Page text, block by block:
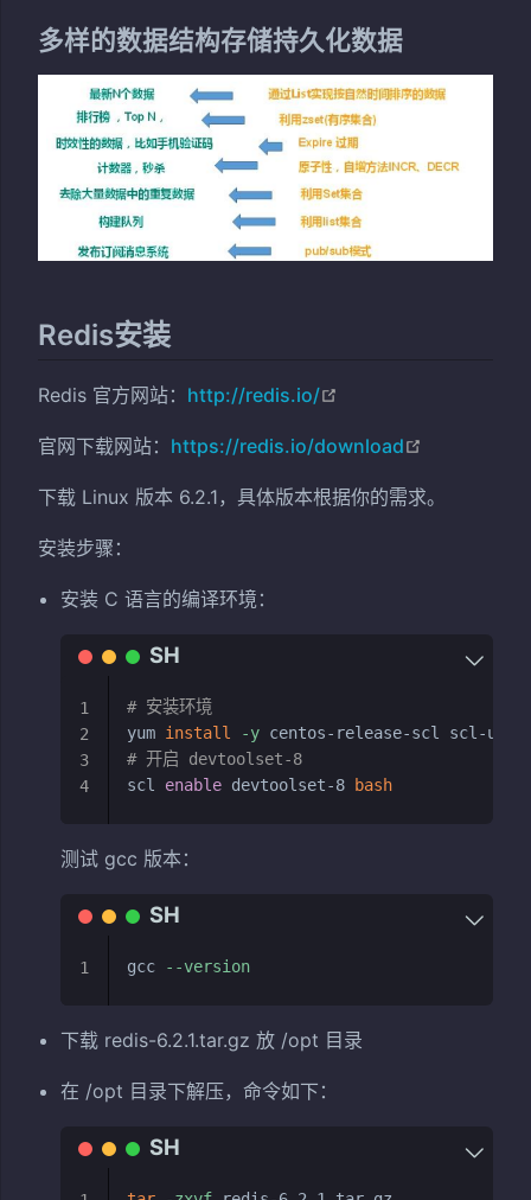
多样的数据结构存储持久化数据
Redis安装
Redis 官方网站： http://redis.io/
官网下载网站： https://redis.io/download
下载 Linux 版本 6.2.1，具体版本根据你的需求。
安装步骤：
安装 C 语言的编译环境：
# 安装环境
yum install
-y
# 开启 devtoolset-8
scl enable devtoolset-8 bash
1
2
3
4
测试 gcc 版本：
gcc --version
1
下载 redis-6.2.1.tar.gz 放 /opt 目录
在 /opt 目录下解压，命令如下：